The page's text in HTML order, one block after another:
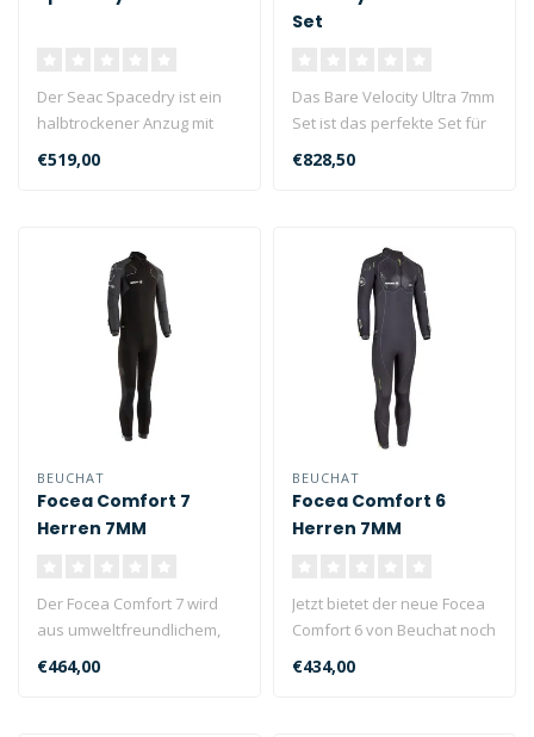
Der Seac Spacedry ist ein
halbtrockener Anzug mit
horizontalem
Rückenreißversc..
€519,00
Set
Das Bare Velocity Ultra 7mm
Set ist das perfekte Set für
alle, die das ganze Ja..
€828,50
BEUCHAT
Focea Comfort 7
Herren 7MM
Der Focea Comfort 7 wird
aus umweltfreundlichem,
kalksteinbasiertem
Neopren mit ..
€464,00
BEUCHAT
Focea Comfort 6
Herren 7MM
Jetzt bietet der neue Focea
Comfort 6 von Beuchat noch
mehr Verbesserungen in
€434,00